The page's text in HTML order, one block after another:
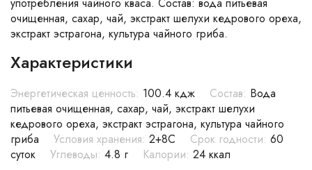
очищенная, сахар, чай, экстракт шелухи кедрового ореха,
экстракт эстрагона, культура чайного гриба.
Характеристики
Энергетическая ценность: 100.4 кдж Состав: Вода
питьевая очищенная, сахар, чай, экстракт шелухи
кедрового ореха, экстракт эстрагона, культура чайного
гриба
Условия хранения: 2+8С Срок годности: 60
суток
Углеводы: 4.8 г Калории: 24 ккал